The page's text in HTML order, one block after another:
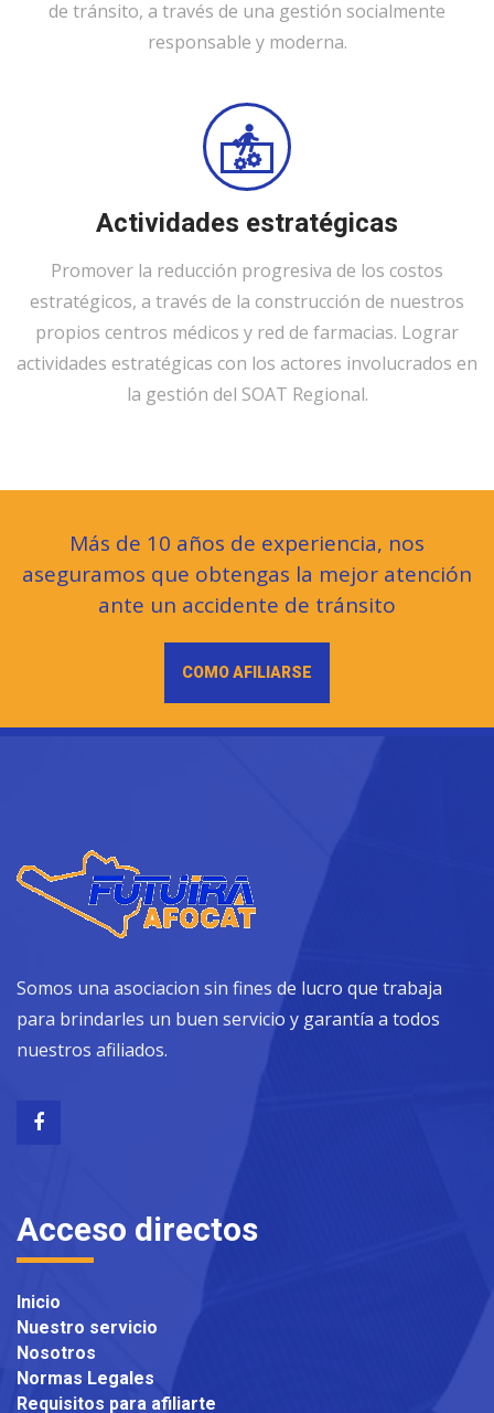
de tránsito, a través de una gestión socialmente
responsable y moderna.
Actividades estratégicas
Promover la reducción progresiva de los costos
estratégicos, a través de la construcción de nuestros
propios centros médicos y red de farmacias. Lograr
actividades estratégicas con los actores involucrados en
la gestión del SOAT Regional.
Más de 10 años de experiencia, nos
aseguramos que obtengas la mejor atención
ante un accidente de tránsito
COMO AFILIARSE
Somos una asociacion sin fines de lucro que trabaja
para brindarles un buen servicio y garantía a todos
nuestros afiliados.
Acceso directos
Inicio
Nuestro servicio
Nosotros
Normas Legales
Requisitos para afiliarte